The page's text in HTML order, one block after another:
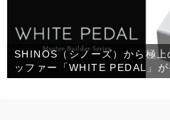
SHINOS（シノーズ）から極
ッファー「WHITE PEDAL」が